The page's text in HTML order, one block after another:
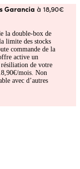
Garancia à 18,90€
la double-box de
limite des stocks
commande de la
active un
résiliation de votre
mois. Non
avec d’autres